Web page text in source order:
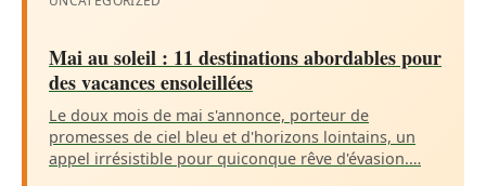
Mai au soleil : 11 destinations abordables pour
des vacances ensoleillées
Le doux mois de mai s'annonce, porteur de
promesses de ciel bleu et d'horizons lointains, un
appel irrésistible pour quiconque rêve d'évasion.…